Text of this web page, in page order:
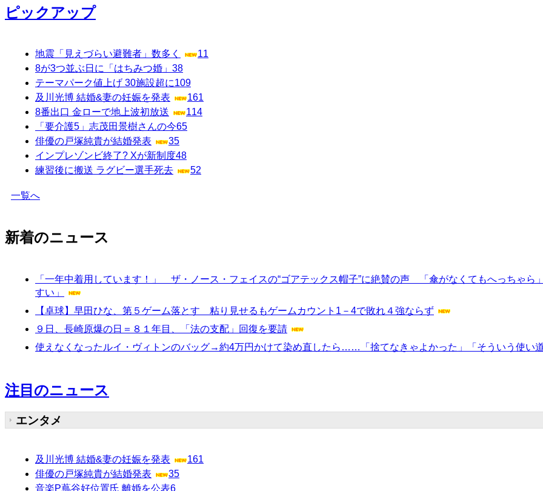
ピックアップ
地震「見えづらい避難者」数多く
11
8が3つ並ぶ日に「はちみつ婚」 38
テーマパーク値上げ 30施設超に109
及川光博 結婚&妻の妊娠を発表
161
8番出口 金ローで地上波初放送
114
「要介護5」志茂田景樹さんの今65
俳優の戸塚純貴が結婚発表
35
インプレゾンビ終了? Xが新制度48
練習後に搬送 ラグビー選手死去
52
一覧へ
新着のニュース
「一年中着用しています！」 ザ・ノース・フェイスの“ゴアテックス帽子”に絶賛の声 「傘がなくてもへっちゃら
すい」
【卓球】早田ひな、第５ゲーム落とす 粘り見せるもゲームカウント1－4で敗れ４強ならず
９日、長崎原爆の日＝８１年目、「法の支配」回復を要請
使えなくなったルイ・ヴィトンのバッグ→約4万円かけて染め直したら……「捨てなきゃよかった」「そういう使い
注目のニュース
エンタメ
及川光博 結婚&妻の妊娠を発表
161
俳優の戸塚純貴が結婚発表
35
音楽P蔦谷好位置氏 離婚を公表6